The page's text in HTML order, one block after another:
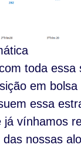
toda essa
em
essa
já vínhamos
nossas